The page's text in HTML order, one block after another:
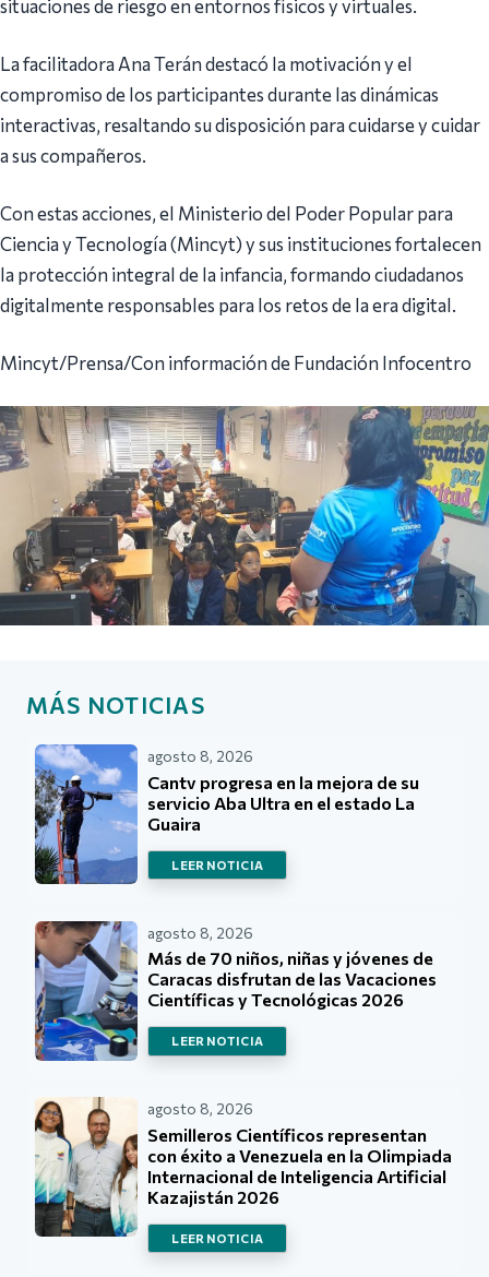
situaciones de riesgo en entornos físicos y virtuales.
La facilitadora Ana Terán destacó la motivación y el
compromiso de los participantes durante las dinámicas
interactivas, resaltando su disposición para cuidarse y cuidar
a sus compañeros.
Con estas acciones, el Ministerio del Poder Popular para
Ciencia y Tecnología (Mincyt) y sus instituciones fortalecen
la protección integral de la infancia, formando ciudadanos
digitalmente responsables para los retos de la era digital.
Mincyt/Prensa/Con información de Fundación Infocentro
MÁS NOTICIAS
agosto 8, 2026
Cantv progresa en la mejora de su
servicio Aba Ultra en el estado La
Guaira
LEER NOTICIA
agosto 8, 2026
Más de 70 niños, niñas y jóvenes de
Caracas disfrutan de las Vacaciones
Científicas y Tecnológicas 2026
LEER NOTICIA
agosto 8, 2026
Semilleros Científicos representan
con éxito a Venezuela en la Olimpiada
Internacional de Inteligencia Artificial
Kazajistán 2026
LEER NOTICIA